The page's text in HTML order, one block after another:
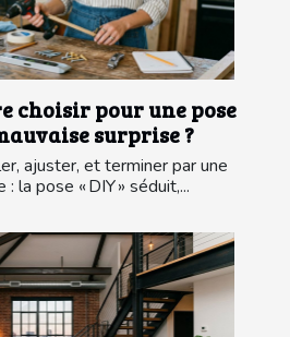
choisir pour une pose
surprise ?
ajuster, et terminer par une
la pose « DIY » séduit,...